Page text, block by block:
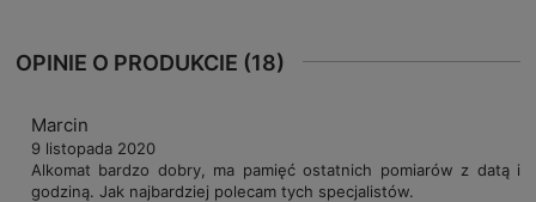
OPINIE O PRODUKCIE (18)
Marcin
9 listopada 2020
Alkomat bardzo dobry, ma pamięć ostatnich pomiarów z datą i
godziną. Jak najbardziej polecam tych specjalistów.